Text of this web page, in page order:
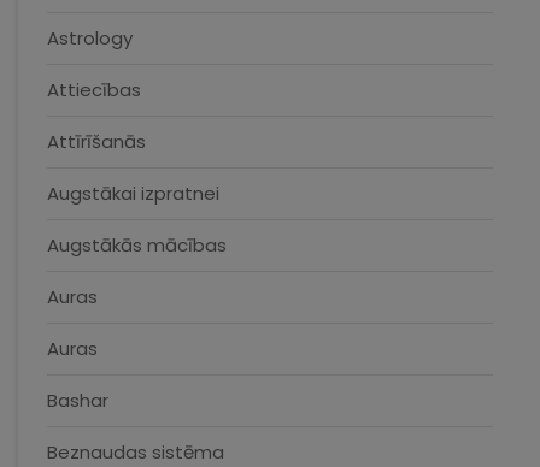
Astrology
Attiecības
Attīrīšanās
Augstākai izpratnei
Augstākās mācības
Auras
Auras
Bashar
Beznaudas sistēma